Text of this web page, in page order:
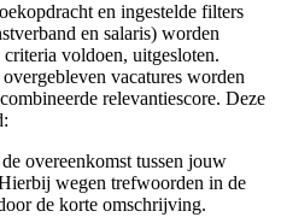
en ingestelde filters
en salaris) worden
criteria voldoen, uitgesloten.
vacatures worden
relevantiescore. Deze
overeenkomst tussen jouw
wegen trefwoorden in de
de korte omschrijving.